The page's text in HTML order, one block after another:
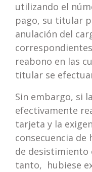
utilizando el
pago, su titular
anulación del
reabono en las
titular se
Sin embargo, si
efectivamente
tarjeta y la
consecuencia de
de desistimiento
tanto, hubiese